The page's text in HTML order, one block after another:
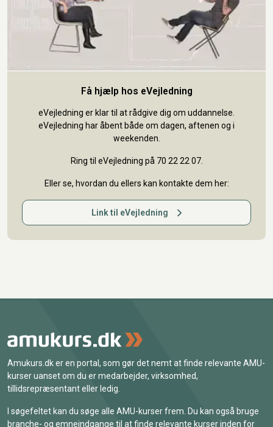
Få hjælp hos eVejledning
eVejledning er klar til at rådgive dig om uddannelse.
eVejledning har åbent både om dagen, aftenen og i
weekenden.
Ring til eVejledning på 70 22 22 07.
Eller se, hvordan du ellers kan kontakte dem her:
Link til eVejledning
Amukurs.dk er en portal, som gør det nemt at finde relevante AMU-
kurser uanset om du er medarbejder, virksomhed,
tillidsrepræsentant eller ledig.
I søgefeltet kan du søge alle AMU-kurser frem. Du kan også bruge
branche- og emneindgange til at finde relevante kurser inden for